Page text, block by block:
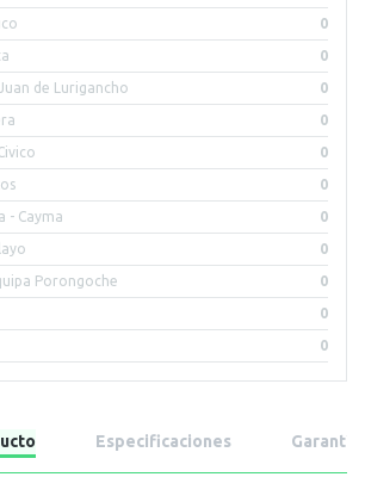
0
0
de Lurigancho 0
0
0
0
- Cayma 0
0
Porongoche 0
0
0
Especificaciones Garantía